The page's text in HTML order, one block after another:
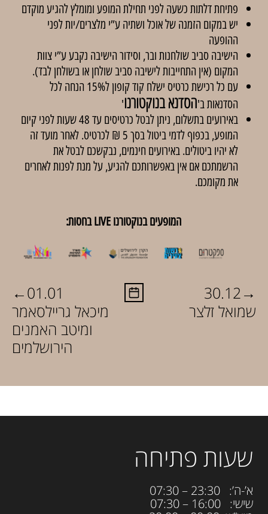
פתיחת דלתות כשעה לפני תחילת המופע ומומלץ להגיע מוקדם
יש במקום הזמנה של אוכל ושתיה ע”י מלצרים/יות לפני
ההופעה
הישיבה סביב שולחנות ובר, וסידור הישיבה נקבע ע”י צוות
המקום (אין התחייבות לישיבה סביב שולחן או בשולחן לבד).
עם כל רכישת כרטיס ישלח קוד קופון ל15% הנחה לכל
הסדנאות ב'הסדנא בנוקטורנו'
באירועים בתשלום, ניתן לבטל כרטיסים עד 48 שעות לפני קיום
המופע, בכפוף לדמי ביטול בסך 5 ₪ לכרטיס. לאחר מועד זה
לא יהיו ביטולים. באירועים חינמים, נבקשכם לבטל את
הרשמתכם אם אין באפשרותכם להגיע, על מנת לפנות לאחרים
את מקומכם.
המופעים בנוקטורנו LIVE בחסות:
←01.01
מיכאל גריילסאמר
ומיטב האמנים
הירושלמים
30.12→
שמואל זלצר
שעות פתיחה
א’-ה’: 23:30 – 07:30
שישי: 16:00 – 07:30